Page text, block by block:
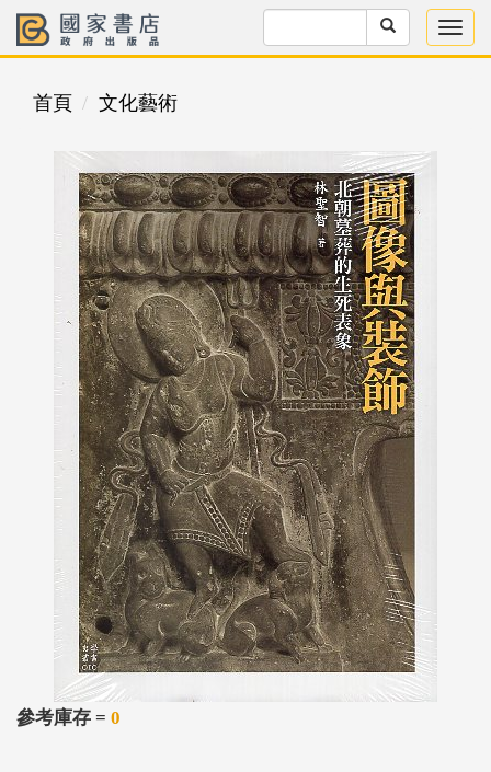
首頁 文化藝術
參考庫存 = 0